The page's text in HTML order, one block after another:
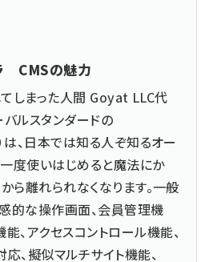
CMSの魅力
しまった人間 Goyat LLC代
ルスタンダードの
は、日本では知る人ぞ知るオー
一度使いはじめると魔法にか
ら離れられなくなります。一般
的な操作画面、会員管理機
、アクセスコントロール機能、
、擬似マルチサイト機能、